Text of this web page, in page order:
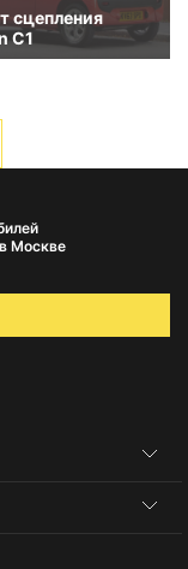
сцепления
C1
Москве